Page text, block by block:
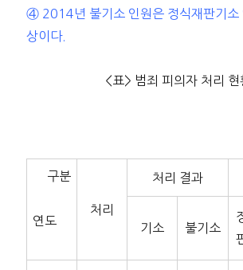
④ 2014년 불기소 인원은 정식재판기소
상이다.
<표> 범죄 피의자 처리 현
구분
연도
처리
처리 결과
기소 불기소